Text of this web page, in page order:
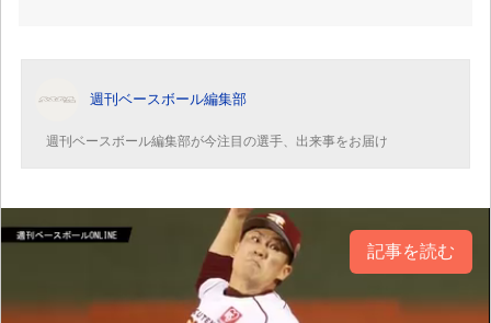
週刊ベースボール編集部
週刊ベースボール編集部が今注目の選手、出来事をお届け
記事を読む